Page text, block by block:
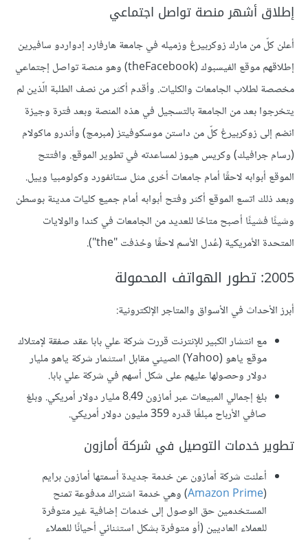
إطلاق أشهر منصة تواصل اجتماعي
أعلن كلّ من مارك زوكربيرغ وزميله في جامعة هارفارد إدواردو سافيرين
إطلاقهم موقع الفيسبوك (theFacebook) وهو منصة تواصل إجتماعي
مخصصة لطلاب الجامعات والكليات. وأقدم أكثر من نصف الطلبة الّذين لم
يتخرجوا بعد من الجامعة بالتسجيل في هذه المنصة وبعد فترة وجيزة
انضم إلى زوكربيرغ كلّ من داستن موسكوفيتز (مبرمج) وأندرو ماكولام
(رسام جرافيك) وكريس هيوز لمساعدته في تطوير الموقع. وافتتح
الموقع أبوابه لاحقًا أمام جامعات أخرى مثل ستانفورد وكولومبيا وييل.
وبعد ذلك اتسع الموقع أكثر وفتح أبوابه أمام جميع كليات مدينة بوسطن
وشيئًا فشيئًا أصبح متاحًا للعديد من الجامعات في كندا والولايات
المتحدة الأمريكية (عُدل الأسم لاحقًا وحُذفت "the").
2005: تطور الهواتف المحمولة
أبرز الأحداث في الأسواق والمتاجر الإلكترونية:
مع انتشار الكبير للإنترنت قررت شركة علي بابا عقد صفقة لإمتلاك
موقع ياهو (Yahoo) الصيني مقابل استثمار شركة ياهو مليار
دولار وحصولها عليهم على شكل أسهم في شركة علي بابا.
بلغ إجمالي المبيعات عبر أمازون 8.49 مليار دولار أمريكي. وبلغ
صافي الأرباح مبلغًا قدره 359 مليون دولار أمريكي.
تطوير خدمات التوصيل في شركة أمازون
أعلنت شركة أمازون عن خدمة جديدة أسمتها أمازون برايم
(
Amazon Prime) وهي خدمة اشتراك مدفوعة تمنح
المستخدمين حق الوصول إلى خدمات إضافية غير متوفرة
للعملاء العاديين (أو متوفرة بشكل استثنائي أحيانًا للعملاء